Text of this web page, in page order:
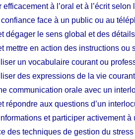
à l’oral et à l’écrit
confiance face à un public ou au
dégager le sens global et des
mettre en action des instructions ou
un vocabulaire courant ou
des expressions de la vie
communication orale avec un
répondre aux questions d’un
et participer activement
des techniques de gestion du